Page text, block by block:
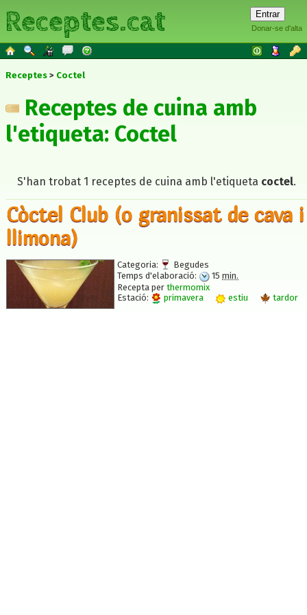
Donar-se d'alta
Receptes.cat
Receptes Coctel
Receptes de cuina amb
l'etiqueta: Coctel
S'han trobat 1 receptes de cuina amb l'etiqueta coctel.
Còctel Club (o granissat de cava i
llimona)
Categoria:
Begudes
Temps d'elaboració:
15 min.
Recepta per thermomix
Estació:
primavera estiu tardor